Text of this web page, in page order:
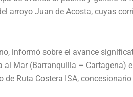
arroyo Juan de Acosta, cuyas
informó sobre el avance
Mar (Barranquilla – Cartagena)
Ruta Costera ISA,